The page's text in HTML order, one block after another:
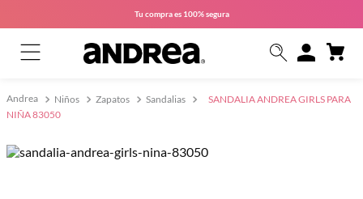
Tu compra es 100% segura
Niños Zapatos Sandalias
SANDALIA ANDREA GIRLS PARA
NIÑA 83050